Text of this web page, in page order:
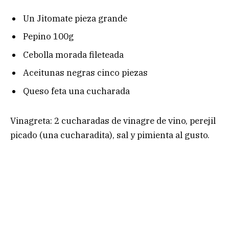
Un Jitomate pieza grande
Pepino 100g
Cebolla morada fileteada
Aceitunas negras cinco piezas
Queso feta una cucharada
Vinagreta: 2 cucharadas de vinagre de vino, perejil
picado (una cucharadita), sal y pimienta al gusto.